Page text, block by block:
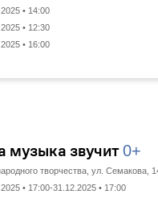
• 14:00
• 12:30
• 16:00
музыка звучит0+
творчества, ул. Семакова,
• 17:00-31.12.2025 • 17:00